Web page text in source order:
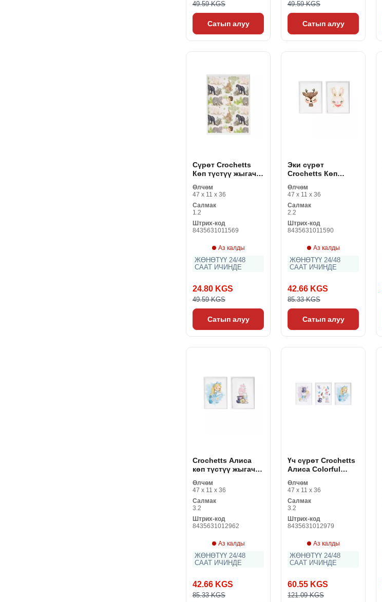
49.59 KGS
Сатып алуу
49.59 KGS
Сатып алуу
Сүрөт Crochetts
Көп түстүү жыгач
джунгли
Өлчөм
47 x 11 x 36
Салмак
1.2
Штрих-код
8435631011569
Аз калды
ЖӨНӨТҮҮ 24/48
СААТ ИЧИНДЕ
24.80 KGS
49.59 KGS
Сатып алуу
Эки сүрөт
Crochetts Көп
33 x 43 x 2 см коён
Өлчөм
47 x 11 x 36
Салмак
2.2
Штрих-код
8435631011590
Аз калды
ЖӨНӨТҮҮ 24/48
СААТ ИЧИНДЕ
42.66 KGS
85.33 KGS
Сатып алуу
Crochetts Алиса
көп түстүү жыгач
Flowers эки сүрөт
буюмдар)
Өлчөм
47 x 11 x 36
Салмак
3.2
Штрих-код
8435631012962
Аз калды
ЖӨНӨТҮҮ 24/48
СААТ ИЧИНДЕ
42.66 KGS
85.33 KGS
Үч сүрөт Crochetts
Алиса Colorful
x 2 см коён шляпа
Өлчөм
47 x 11 x 36
Салмак
3.2
Штрих-код
8435631012979
Аз калды
ЖӨНӨТҮҮ 24/48
СААТ ИЧИНДЕ
60.55 KGS
121.09 KGS